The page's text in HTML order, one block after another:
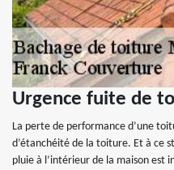
Urgence fuite de
La perte de performance d’une
d’étanchéité de la toiture. Et à ce
pluie à l’intérieur de la maison est